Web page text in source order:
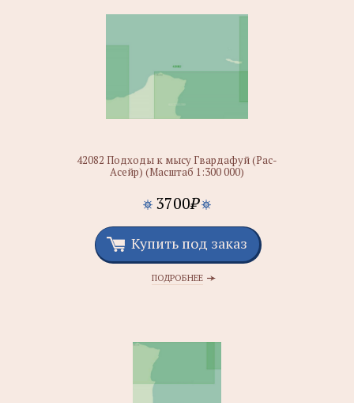
42082 Подходы к мысу Гвардафуй (Рас-
Асейр) (Масштаб 1:300 000)
3700₽
Купить под заказ
ПОДРОБНЕЕ